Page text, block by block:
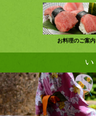
お料理のご案内